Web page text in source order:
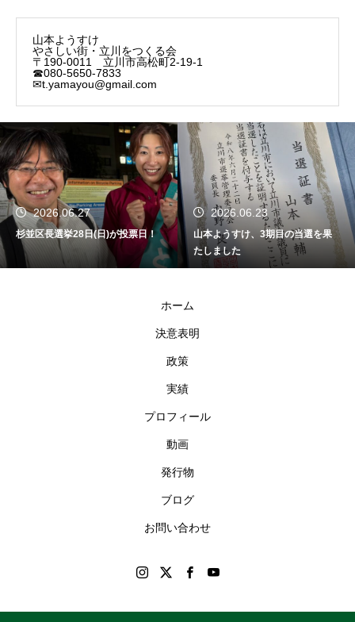
山本ようすけ
やさしい街・立川をつくる会
〒190-0011 立川市高松町2-19-1
☎080-5650-7833
✉t.yamayou@gmail.com
2026.06.27
杉並区長選挙28日(日)が投票日！
2026.06.23
山本ようすけ、3期目の当選を果
たしました
ホーム
決意表明
政策
実績
プロフィール
動画
発行物
ブログ
お問い合わせ